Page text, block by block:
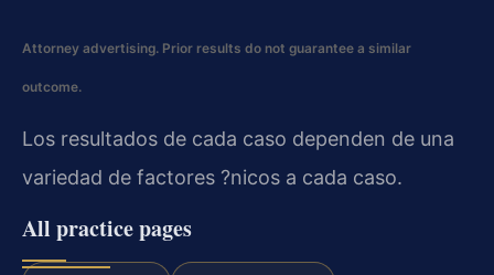
Attorney advertising. Prior results do not guarantee a similar
outcome.
Los resultados de cada caso dependen de una
variedad de factores ?nicos a cada caso.
All practice pages